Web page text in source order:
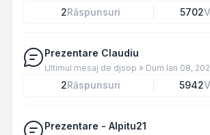
2Răspunsuri 5702
Prezentare Claudiu
Ultimul mesaj de djsop » Dum Ian 08,
2Răspunsuri 5942
Prezentare - Alpitu21